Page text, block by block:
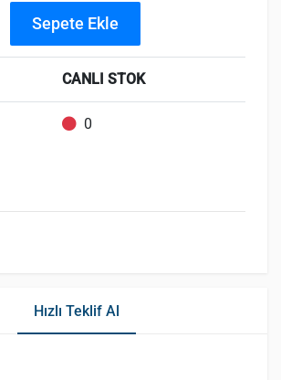
Sepete Ekle
CANLI STOK
0
Hızlı Teklif Al